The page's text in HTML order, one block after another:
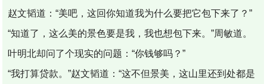
赵文韬道：“美吧，这回你知道我为什么要把它包下来了？”
“知道了，这么美的景色要是我，我也想包下来。”周敏道。
叶明北却问了个现实的问题：“你钱够吗？”
“我打算贷款。”赵文韬道：“这不但景美，这山里还到处都是